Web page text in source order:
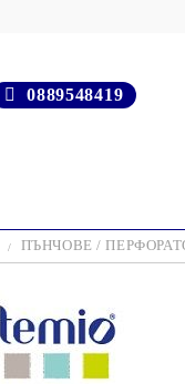
0889548419
ПЪНЧОВЕ /